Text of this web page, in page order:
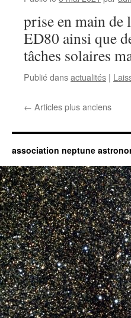
prise en main de
ED80 ainsi que
tâches solaires
Publié dansactualités |
← Articles plus anciens
association neptune